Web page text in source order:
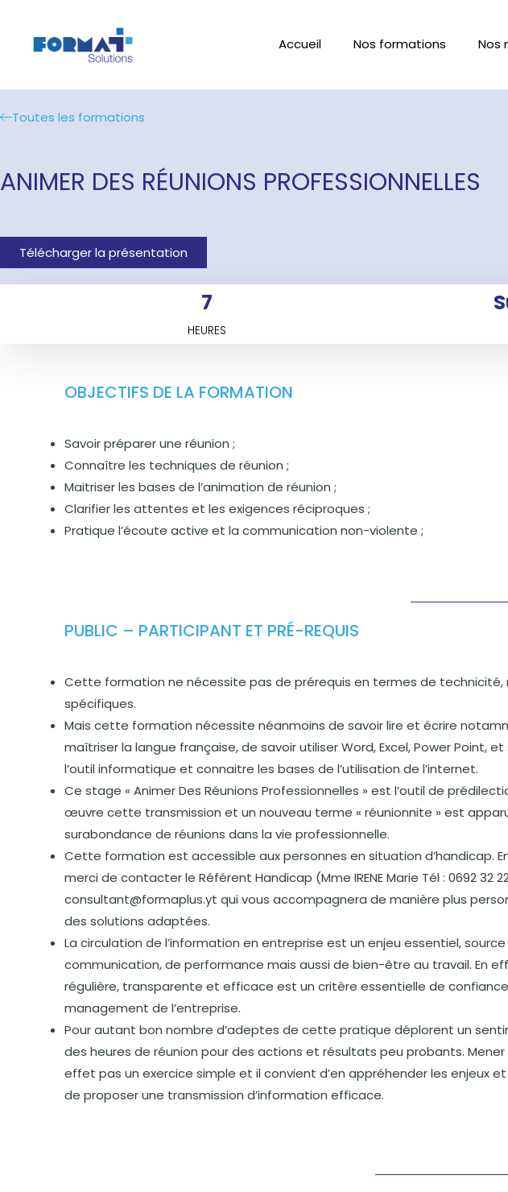
Accueil Nos formations Nos
Toutes les formations
ANIMER DES RÉUNIONS PROFESSIONNELLES
Télécharger la présentation
7
HEURES
OBJECTIFS DE LA FORMATION
Savoir préparer une réunion ;
Connaître les techniques de réunion ;
Maitriser les bases de l’animation de réunion ;
Clarifier les attentes et les exigences réciproques ;
Pratique l’écoute active et la communication non-violente ;
PUBLIC – PARTICIPANT ET PRÉ-REQUIS
Cette formation ne nécessite pas de prérequis en termes de technicité,
spécifiques.
Mais cette formation nécessite néanmoins de savoir lire et écrire
maîtriser la langue française, de savoir utiliser Word, Excel, Power Point,
l’outil informatique et connaitre les bases de l’utilisation de l’internet.
Ce stage « Animer Des Réunions Professionnelles » est l’outil de
œuvre cette transmission et un nouveau terme « réunionnite » est
surabondance de réunions dans la vie professionnelle.
Cette formation est accessible aux personnes en situation d’handicap.
merci de contacter le Référent Handicap (Mme IRENE Marie Tél : 0692 32
consultant@formaplus.yt qui vous accompagnera de manière plus
des solutions adaptées.
La circulation de l’information en entreprise est un enjeu essentiel, source
communication, de performance mais aussi de bien-être au travail. En
régulière, transparente et efficace est un critère essentielle de
management de l’entreprise.
Pour autant bon nombre d’adeptes de cette pratique déplorent un
des heures de réunion pour des actions et résultats peu probants. Mener
effet pas un exercice simple et il convient d’en appréhender les enjeux
de proposer une transmission d’information efficace.